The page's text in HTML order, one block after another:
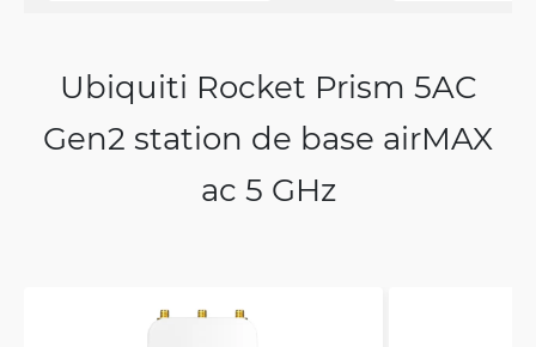
Ubiquiti Rocket Prism 5AC
Gen2 station de base airMAX
ac 5 GHz